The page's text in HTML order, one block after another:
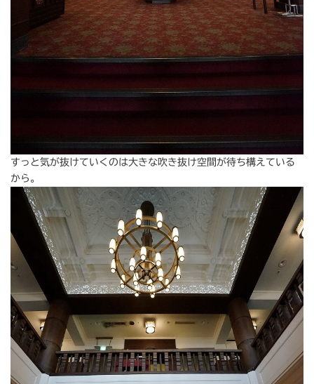
すっと気が抜けていくのは大きな吹き抜け空間が待ち構えている
から。